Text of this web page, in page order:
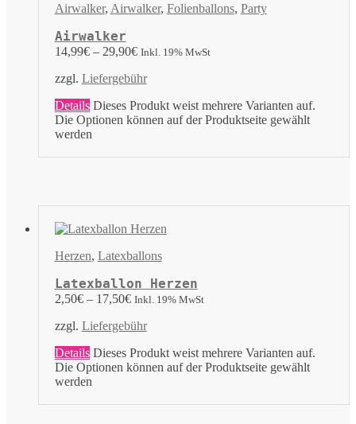
Airwalker, Airwalker, Folienballons, Party
Airwalker
14,99€– 29,90€ Inkl. 19% MwSt
zzgl. Liefergebühr
Details Dieses Produkt weist mehrere Varianten auf.
Die Optionen können auf der Produktseite gewählt
werden
Herzen, Latexballons
Latexballon Herzen
2,50€– 17,50€ Inkl. 19% MwSt
zzgl. Liefergebühr
Details Dieses Produkt weist mehrere Varianten auf.
Die Optionen können auf der Produktseite gewählt
werden